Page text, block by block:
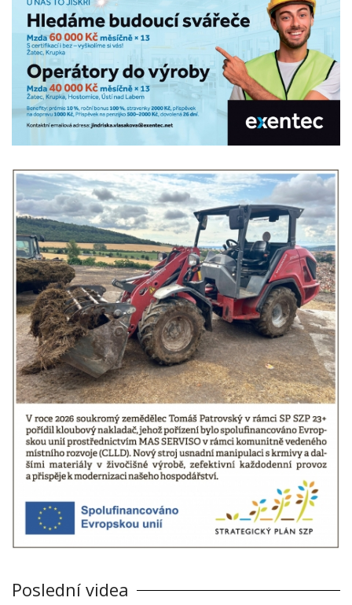
Poslední videa